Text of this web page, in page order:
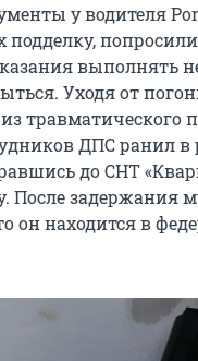
у водителя
подделку,
выполнять
Уходя от
травматического
ДПС ранил в
до СНТ
После задержания
он находится в